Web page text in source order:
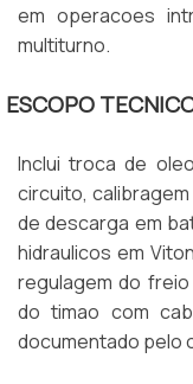
em operacoes
multiturno.
ESCOPO
Inclui troca de
circuito,
de descarga em
hidraulicos em
regulagem do
do timao com
documentado pelo